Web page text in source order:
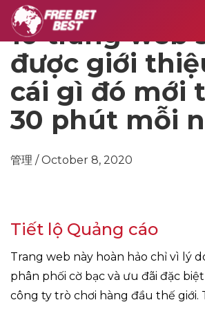
10 trang web
được giới
cái gì đó mới
30 phút mỗi
管理 / October 8, 2020
Tiết lộ Quảng cáo
Trang web này hoàn hảo chỉ vì lý
phân phối cờ bạc và ưu đãi đặc
công ty trò chơi hàng đầu thế giới.